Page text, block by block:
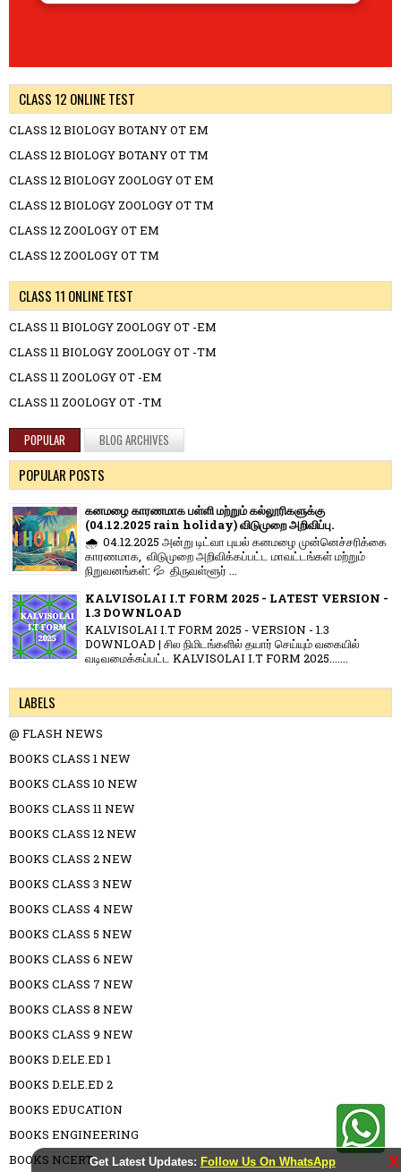
Get Latest Updates: Follow Us On WhatsApp X
CLASS 12 ONLINE TEST
CLASS 12 BIOLOGY BOTANY OT EM
CLASS 12 BIOLOGY BOTANY OT TM
CLASS 12 BIOLOGY ZOOLOGY OT EM
CLASS 12 BIOLOGY ZOOLOGY OT TM
CLASS 12 ZOOLOGY OT EM
CLASS 12 ZOOLOGY OT TM
CLASS 11 ONLINE TEST
CLASS 11 BIOLOGY ZOOLOGY OT -EM
CLASS 11 BIOLOGY ZOOLOGY OT -TM
CLASS 11 ZOOLOGY OT -EM
CLASS 11 ZOOLOGY OT -TM
POPULAR BLOG ARCHIVES
POPULAR POSTS
கனமழை காரணமாக பள்ளி மற்றும் கல்லூரிகளுக்கு
(04.12.2025 rain holiday) விடுமுறை அறிவிப்பு.
🌧️ 04.12.2025 அன்று டிட்வா புயல் கனமழை முன்னெச்சரிக்கை
காரணமாக, விடுமுறை அறிவிக்கப்பட்ட மாவட்டங்கள் மற்றும்
நிறுவனங்கள்: 💦 திருவள்ளூர் ...
KALVISOLAI I.T FORM 2025 - LATEST VERSION -
1.3 DOWNLOAD
KALVISOLAI I.T FORM 2025 - VERSION - 1.3
DOWNLOAD | சில நிமிடங்களில் தயார் செய்யும் வகையில்
வடிவமைக்கப்பட்ட KALVISOLAI I.T FORM 2025.......
LABELS
@ FLASH NEWS
BOOKS CLASS 1 NEW
BOOKS CLASS 10 NEW
BOOKS CLASS 11 NEW
BOOKS CLASS 12 NEW
BOOKS CLASS 2 NEW
BOOKS CLASS 3 NEW
BOOKS CLASS 4 NEW
BOOKS CLASS 5 NEW
BOOKS CLASS 6 NEW
BOOKS CLASS 7 NEW
BOOKS CLASS 8 NEW
BOOKS CLASS 9 NEW
BOOKS D.ELE.ED 1
BOOKS D.ELE.ED 2
BOOKS EDUCATION
BOOKS ENGINEERING
BOOKS NCERT